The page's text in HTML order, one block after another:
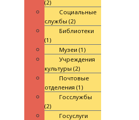
(2)
Социальные
службы (2)
Библиотеки
(1)
Музеи (1)
Учреждения
культуры (2)
Почтовые
отделения (1)
Госслужбы
(2)
Госуслуги